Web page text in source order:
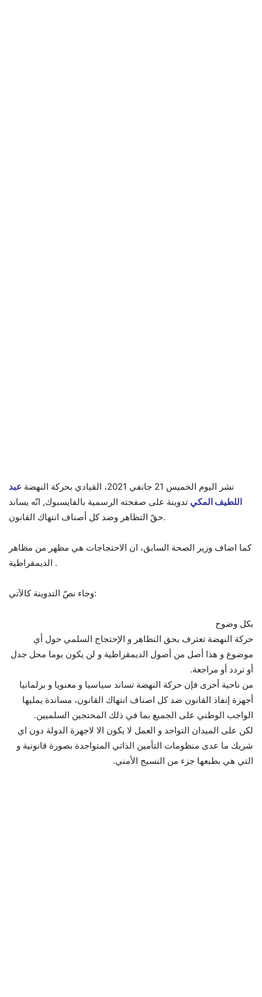
نشر اليوم الخميس 21 جانفي 2021، القيادي بحركة النهضة
عبد
اللطيف المكي تدوينة على صفحته الرسمية بالفايسبوك, انّه يساند
حقّ التظاهر وضد كل أصناف انتهاك القانون.
كما اضاف وزير الصحة السابق، ان الاحتجاجات هي مظهر من مظاهر
الديمقراطية .
وجاء نصّ التدوينة كالآتي:
بكل وضوح
حركة النهضة تعترف بحق التظاهر و الإحتجاج السلمي حول أي
موضوع و هذا أصل من أصول الديمقراطية و لن يكون يوما محل جدل
أو تردد أو مراجعة.
من ناحية أخرى فإن حركة النهضة تساند سياسيا و معنويا و برلمانيا
أجهزة إنفاذ القانون ضد كل اصناف انتهاك القانون، مساندة يمليها
الواجب الوطني على الجميع بما في ذلك المحتجين السلميين.
لكن على الميدان التواجد و العمل لا يكون الا لاجهزة الدولة دون اي
شريك ما عدى منظومات التأمين الذاتي المتواجدة بصورة قانونية و
التي هي بطبعها جزء من النسيج الأمني.